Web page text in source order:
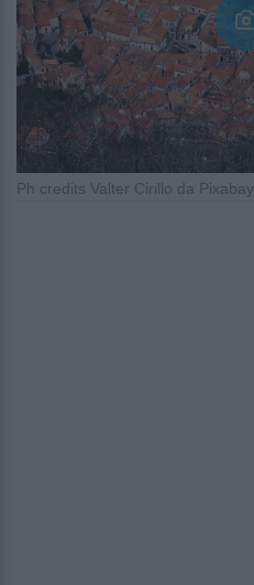
Ph credits Valter Cirillo da Pixabay